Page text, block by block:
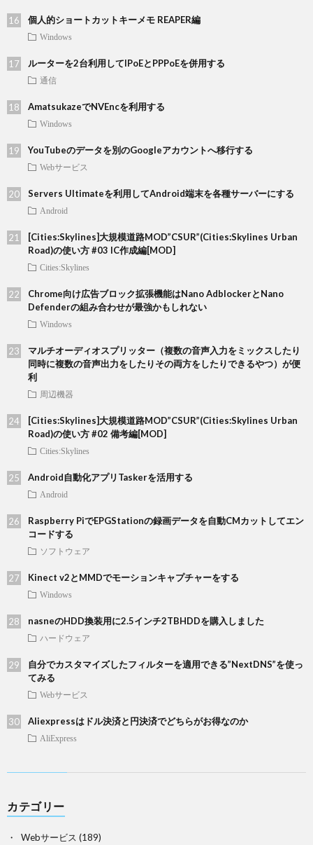
個人的ショートカットキーメモ REAPER編
Windows
ルーターを2台利用してIPoEとPPPoEを併用する
通信
AmatsukazeでNVEncを利用する
Windows
YouTubeのデータを別のGoogleアカウントへ移行する
Webサービス
Servers Ultimateを利用してAndroid端末を各種サーバーにする
Android
[Cities:Skylines]大規模道路MOD”CSUR”(Cities:Skylines Urban
Road)の使い方 #03 IC作成編[MOD]
Cities:Skylines
Chrome向け広告ブロック拡張機能はNano AdblockerとNano
Defenderの組み合わせが最強かもしれない
Windows
マルチオーディオスプリッター（複数の音声入力をミックスしたり
同時に複数の音声出力をしたりその両方をしたりできるやつ）が便
利
周辺機器
[Cities:Skylines]大規模道路MOD”CSUR”(Cities:Skylines Urban
Road)の使い方 #02 備考編[MOD]
Cities:Skylines
Android自動化アプリTaskerを活用する
Android
Raspberry PiでEPGStationの録画データを自動CMカットしてエン
コードする
ソフトウェア
Kinect v2とMMDでモーションキャプチャーをする
Windows
nasneのHDD換装用に2.5インチ2TBHDDを購入しました
ハードウェア
自分でカスタマイズしたフィルターを適用できる”NextDNS”を使っ
てみる
Webサービス
Aliexpressはドル決済と円決済でどちらがお得なのか
AliExpress
カテゴリー
Webサービス (189)